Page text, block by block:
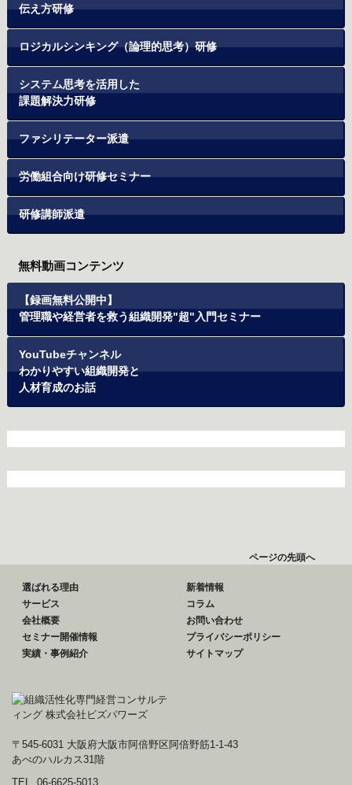
伝え方研修
ロジカルシンキング（論理的思考）研修
システム思考を活用した
課題解決力研修
ファシリテーター派遣
労働組合向け研修セミナー
研修講師派遣
無料動画コンテンツ
【録画無料公開中】
管理職や経営者を救う組織開発"超"入門セミナー
YouTubeチャンネル
わかりやすい組織開発と
人材育成のお話
ページの先頭へ
選ばれる理由
サービス
会社概要
セミナー開催情報
実績・事例紹介
新着情報
コラム
お問い合わせ
プライバシーポリシー
サイトマップ
〒545-6031 大阪府大阪市阿倍野区阿倍野筋1-1-43
あべのハルカス31階
TEL. 06-6625-5013